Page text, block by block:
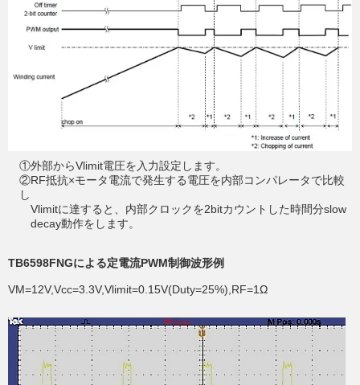
①外部からVlimit電圧を入力設定します。
②RF抵抗×モータ電流で発生する電圧を内部コンパレータで比較
し
Vlimitに達すると、内部クロックを2bitカウントした時間分slow
decay動作をします。
TB6598FNGによる定電流PWM制御波形例
VM=12V,Vcc=3.3V,Vlimit=0.15V(Duty=25%),RF=1Ω